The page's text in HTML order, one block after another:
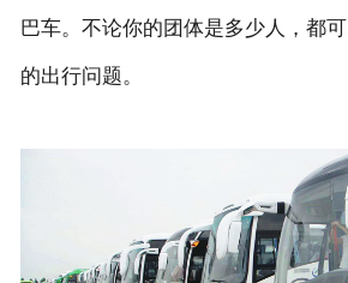
巴车。不论你的团体是多少人，都
的出行问题。